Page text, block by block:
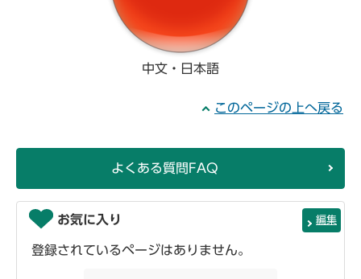
中文・日本語
このページの上へ戻る
よくある質問FAQ
お気に入り 編集
登録されているページはありません。